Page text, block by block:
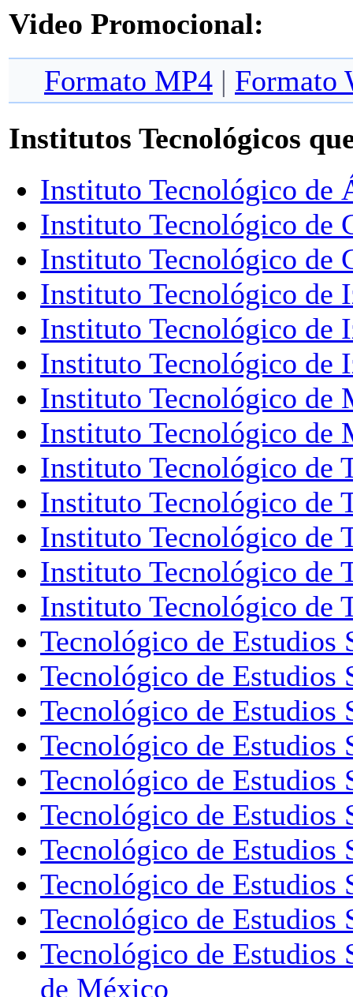
Video Promocional:
Formato MP4 | Formato
Institutos Tecnológicos
Instituto Tecnológico de
Instituto Tecnológico de
Instituto Tecnológico de
Instituto Tecnológico de
Instituto Tecnológico de
Instituto Tecnológico de
Instituto Tecnológico de
Instituto Tecnológico de
Instituto Tecnológico de
Instituto Tecnológico de
Instituto Tecnológico de
Instituto Tecnológico de
Instituto Tecnológico de
Tecnológico de Estudios
Tecnológico de Estudios
Tecnológico de Estudios
Tecnológico de
Tecnológico de Estudios
Tecnológico de Estudios
Tecnológico de Estudios
Tecnológico de Estudios
Tecnológico de Estudios
Tecnológico de Estudios
de México